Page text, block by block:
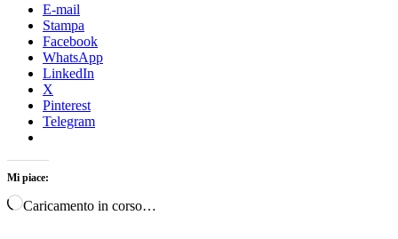
E-mail
Stampa
Facebook
WhatsApp
LinkedIn
X
Pinterest
Telegram
Mi piace:
Caricamento in corso…